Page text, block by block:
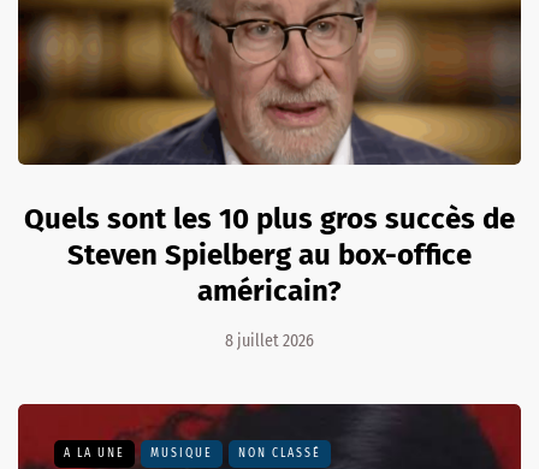
Quels sont les 10 plus gros succès de
Steven Spielberg au box-office
américain?
8 juillet 2026
A LA UNE MUSIQUE NON CLASSÉ